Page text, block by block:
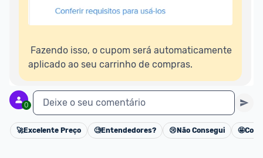
nossos Admins marcando
@admin
aplicado ao seu carrinho de compras.
0 Deixe o seu comentário
Cancelar
🚀Excelente Preço 🧐Entendedores? 😢Não Consegui 🤩